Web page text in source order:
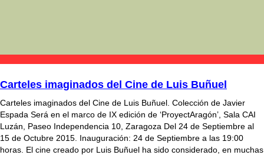
Carteles imaginados del Cine de Luis Buñuel
Carteles imaginados del Cine de Luis Buñuel. Colección de Javier
Espada Será en el marco de IX edición de ‘ProyectAragón’, Sala CAI
Luzán, Paseo Independencia 10, Zaragoza Del 24 de Septiembre al
15 de Octubre 2015. Inauguración: 24 de Septiembre a las 19:00
horas. El cine creado por Luis Buñuel ha sido considerado, en muchas